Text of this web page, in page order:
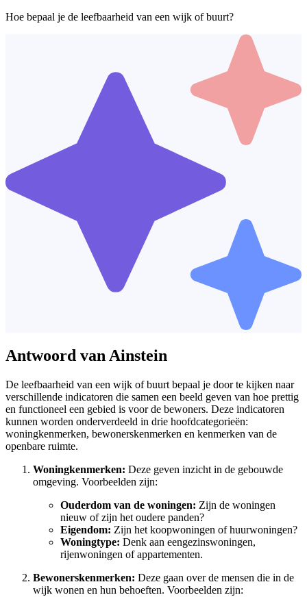
Hoe bepaal je de leefbaarheid van een wijk of buurt?
Antwoord van Ainstein
De leefbaarheid van een wijk of buurt bepaal je door te kijken naar
verschillende indicatoren die samen een beeld geven van hoe prettig
en functioneel een gebied is voor de bewoners. Deze indicatoren
kunnen worden onderverdeeld in drie hoofdcategorieën:
woningkenmerken, bewonerskenmerken en kenmerken van de
openbare ruimte.
Woningkenmerken: Deze geven inzicht in de gebouwde
omgeving. Voorbeelden zijn:
Ouderdom van de woningen: Zijn de woningen
nieuw of zijn het oudere panden?
Eigendom: Zijn het koopwoningen of huurwoningen?
Woningtype: Denk aan eengezinswoningen,
rijenwoningen of appartementen.
Bewonerskenmerken: Deze gaan over de mensen die in de
wijk wonen en hun behoeften. Voorbeelden zijn: